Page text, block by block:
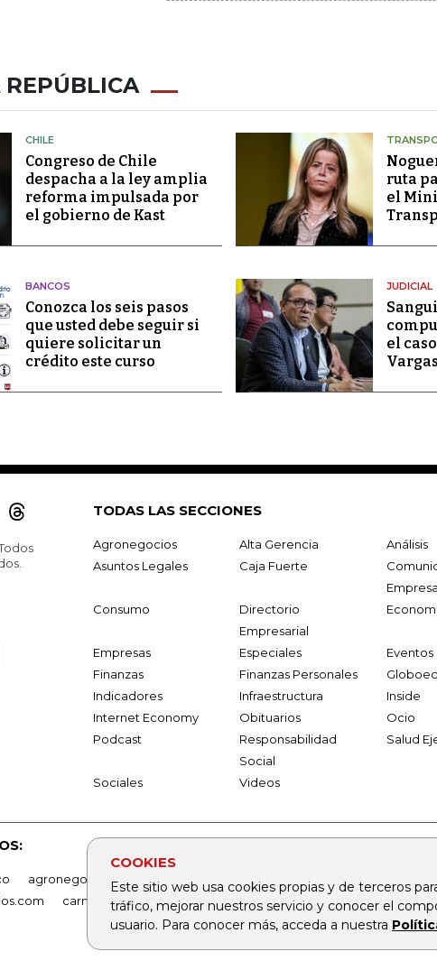
COOKIES
Este sitio web usa cookies propias y de terceros
tráfico, mejorar nuestros servicio y conocer el
usuario. Para conocer más, acceda a nuestra
CHILE
Congreso de Chile
despacha a la ley amplia
reforma impulsada por
el gobierno de Kast
ruta
el
BANCOS
Conozca los seis pasos
que usted debe seguir si
quiere solicitar un
crédito este curso
JUDICIAL
el
Vargas
TODAS LAS SECCIONES
Agronegocios Alta Gerencia
Análisis
Asuntos Legales
Caja Fuerte
Consumo
Directorio
Empresarial
Empresas Especiales
Eventos
Finanzas
Finanzas Personales
Indicadores
Infraestructura
Inside
Internet Economy
Obituarios
Ocio
Podcast
Responsabilidad
Social
Salud
Sociales Videos
agronegocios.co empresas.larepublica.co
carnavalindustriacultural.com canalrcn.com rcnradio.com